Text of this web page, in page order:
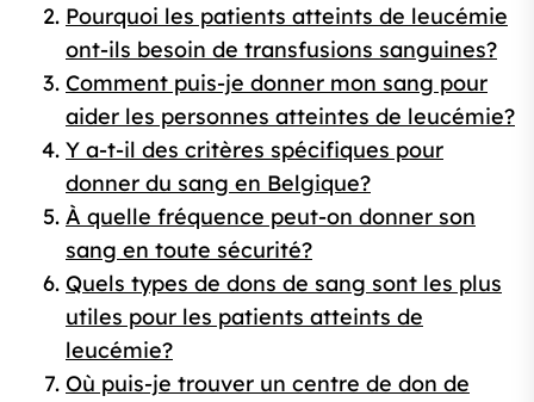
Pourquoi les patients atteints de leucémie
ont-ils besoin de transfusions sanguines?
Comment puis-je donner mon sang pour
aider les personnes atteintes de leucémie?
Y a-t-il des critères spécifiques pour
donner du sang en Belgique?
À quelle fréquence peut-on donner son
sang en toute sécurité?
Quels types de dons de sang sont les plus
utiles pour les patients atteints de
leucémie?
Où puis-je trouver un centre de don de